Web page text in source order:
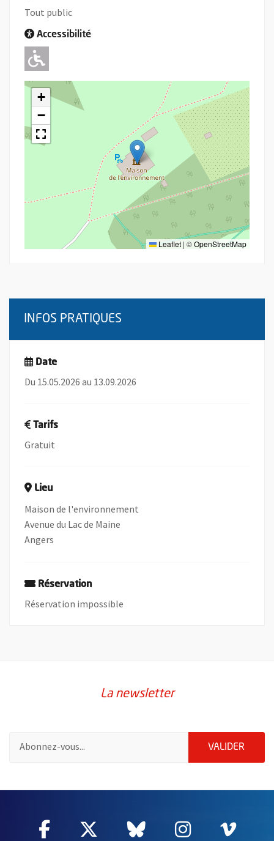
Tout public
Accessibilité
Adapté pour l'handicap Moteur
+
−
Leaflet | ©OpenStreetMap
INFOS PRATIQUES
Date
Du 15.05.2026 au 13.09.2026
Tarifs
Gratuit
Lieu
Maison de l'environnement
Avenue du Lac de Maine
Angers
Réservation
Réservation impossible
La newsletter
VALIDER
Facebook
, Ouvre une nouvelle fenêtre
Twitter
, Ouvre une nouvelle
Bluesky
, Ouvre une
Instagram
, Ouvre
,